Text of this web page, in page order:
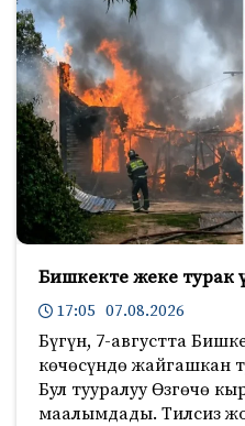
Бишкекте жеке турак
17:05 07.08.2026
Бүгүн, 7-августта
көчөсүндө жайгашкан
Бул тууралуу Өзгөчө
маалымдады. Тилсиз